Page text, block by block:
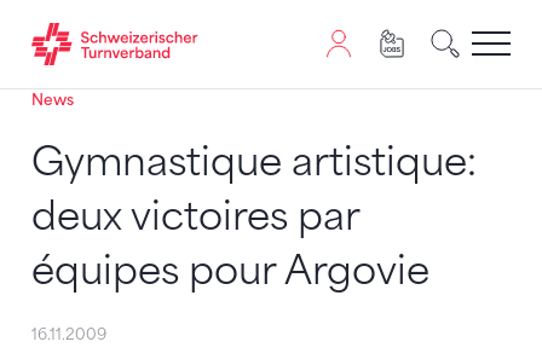
Zum Inhalt springen
Zur Sitemap navigieren
Zum Navigieren dieser Seite wird JavaScript benötigt.
News
Gymnastique artistique:
deux victoires par
équipes pour Argovie
16.11.2009